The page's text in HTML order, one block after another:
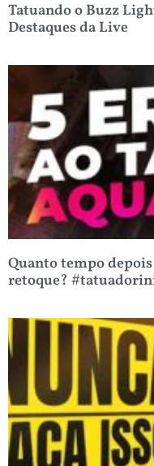
Tatuando o Buzz
Destaques da Live
Quanto tempo
retoque?